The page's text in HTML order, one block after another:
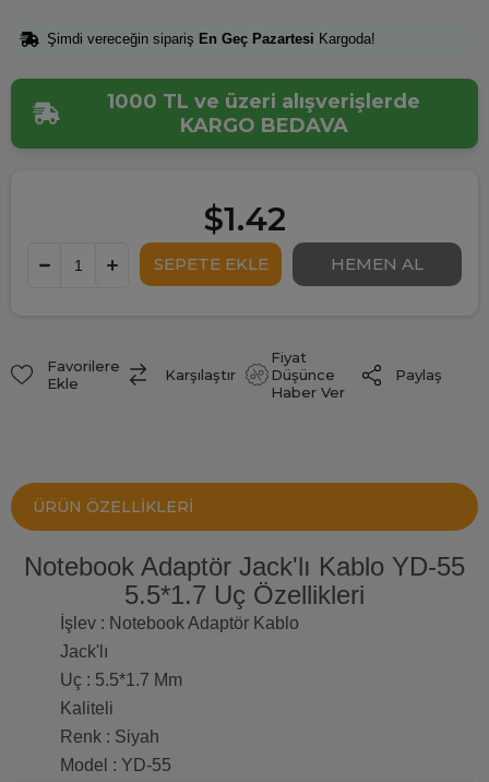
Şimdi vereceğin sipariş En Geç Pazartesi Kargoda!
1000 TL ve üzeri alışverişlerde
KARGO BEDAVA
$1.42
Favorilere
Ekle
Karşılaştır
Fiyat
Düşünce
Haber Ver
Paylaş
ÜRÜN ÖZELLIKLERI
Notebook Adaptör Jack'lı Kablo YD-55
5.5*1.7 Uç Özellikleri
İşlev : Notebook Adaptör Kablo
Jack'lı
Uç : 5.5*1.7 Mm
Kaliteli
Renk : Siyah
Model : YD-55